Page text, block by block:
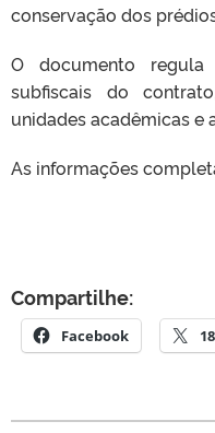
conservação dos
O documento
subfiscais do
unidades acadêmicas e
As informações
Compartilhe:
Facebook